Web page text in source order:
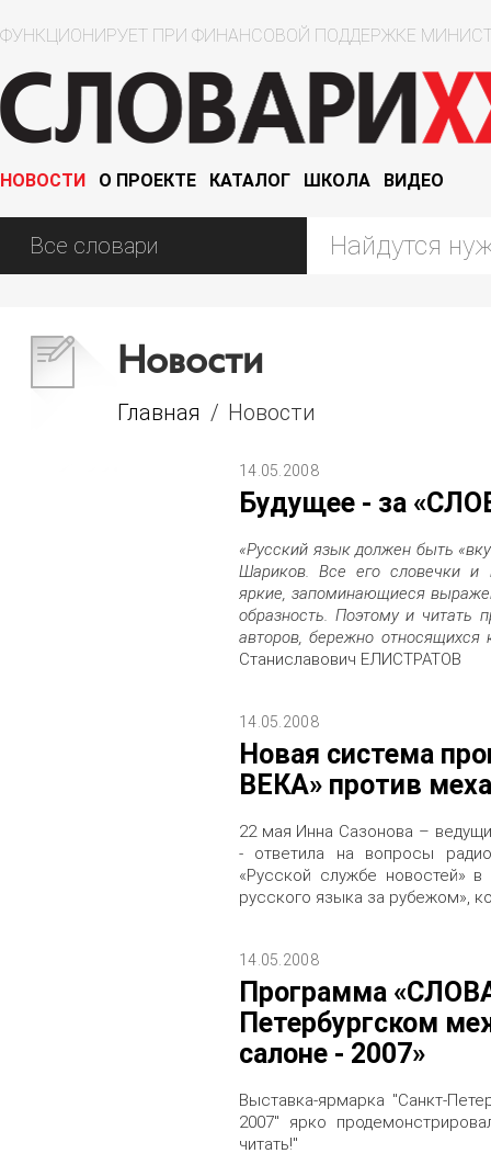
ФУНКЦИОНИРУЕТ ПРИ ФИНАНСОВОЙ ПОДДЕРЖКЕ
НОВОСТИ О ПРОЕКТЕ КАТАЛОГ ШКОЛА ВИДЕО
Новости
Главная / Новости
14.05.2008
Будущее - за
«Русский язык должен быть
Шариков. Все его словечки и
яркие, запоминающиеся
образность. Поэтому и читать
авторов, бережно
Станиславович ЕЛИСТРАТОВ
14.05.2008
Новая система
ВЕКА» против
22 мая Инна Сазонова –
- ответила на вопросы
«Русской службе новостей»
русского языка за рубежом»,
14.05.2008
Программа
Петербургском
салоне - 2007»
Выставка-ярмарка "Санкт-
2007" ярко
читать!"